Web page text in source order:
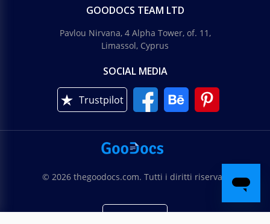
GOODOCS TEAM LTD
Pavlou Nirvana, 4 Alpha Tower, of. 11,
Limassol, Cyprus
SOCIAL MEDIA
Trustpilot
© 2026 thegoodocs.com. Tutti i diritti riservati
Italiano